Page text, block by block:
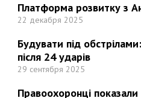
Платформа розвитку з
22 декабря 2025
Будувати під
після 24 ударів
29 сентября 2025
Правоохоронці показали